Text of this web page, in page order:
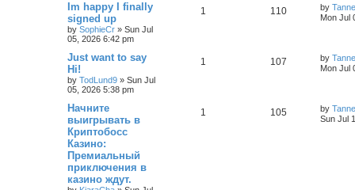
Im happy I finally
signed up
by SophieCr » Sun Jul
05, 2026 6:42 pm
1 110 by
Mon Jul
Just want to say
Hi!
by TodLund9 » Sun Jul
05, 2026 5:38 pm
1 107 by
Mon Jul
Начните
выигрывать в
Криптобосс
Казино:
Премиальный
приключения в
казино ждут.
1 105 by
Sun Jul